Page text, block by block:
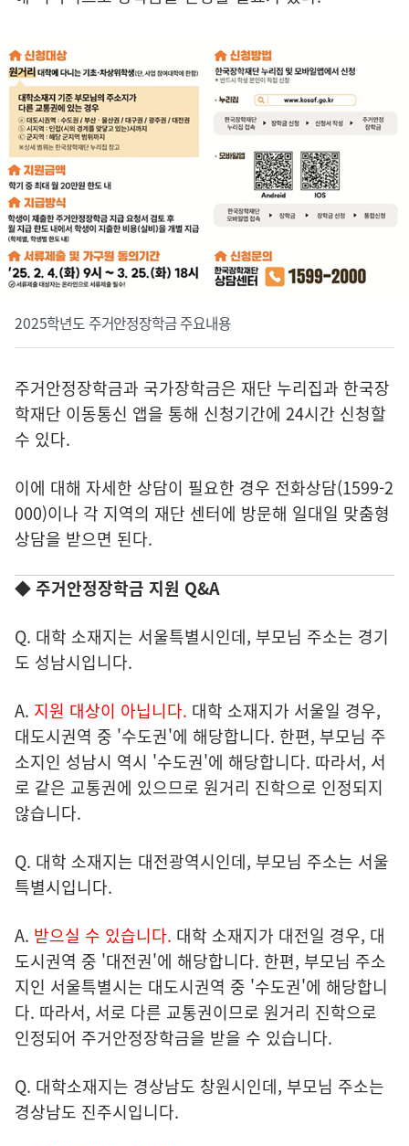
2025학년도 주거안정장학금 주요내용
주거안정장학금과 국가장학금은 재단 누리집과 한국장
학재단 이동통신 앱을 통해 신청기간에 24시간 신청할
수 있다.
이에 대해 자세한 상담이 필요한 경우 전화상담(1599-2
000)이나 각 지역의 재단 센터에 방문해 일대일 맞춤형
상담을 받으면 된다.
◆ 주거안정장학금 지원 Q&A
Q. 대학 소재지는 서울특별시인데, 부모님 주소는 경기
도 성남시입니다.
A. 지원 대상이 아닙니다. 대학 소재지가 서울일 경우,
대도시권역 중 '수도권'에 해당합니다. 한편, 부모님 주
소지인 성남시 역시 '수도권'에 해당합니다. 따라서, 서
로 같은 교통권에 있으므로 원거리 진학으로 인정되지
않습니다.
Q. 대학 소재지는 대전광역시인데, 부모님 주소는 서울
특별시입니다.
A. 받으실 수 있습니다. 대학 소재지가 대전일 경우, 대
도시권역 중 '대전권'에 해당합니다. 한편, 부모님 주소
지인 서울특별시는 대도시권역 중 '수도권'에 해당합니
다. 따라서, 서로 다른 교통권이므로 원거리 진학으로
인정되어 주거안정장학금을 받을 수 있습니다.
Q. 대학소재지는 경상남도 창원시인데, 부모님 주소는
경상남도 진주시입니다.